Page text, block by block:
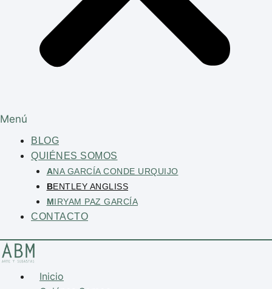
Menú
BLOG
QUIÉNES SOMOS
ANA GARCÍA CONDE URQUIJO
BENTLEY ANGLISS
MIRYAM PAZ GARCÍA
CONTACTO
Inicio